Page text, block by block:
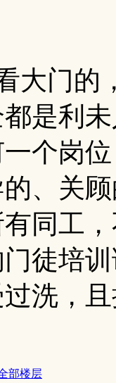
门的
是利
个岗
、关
同工
徒培
洗，
部楼层